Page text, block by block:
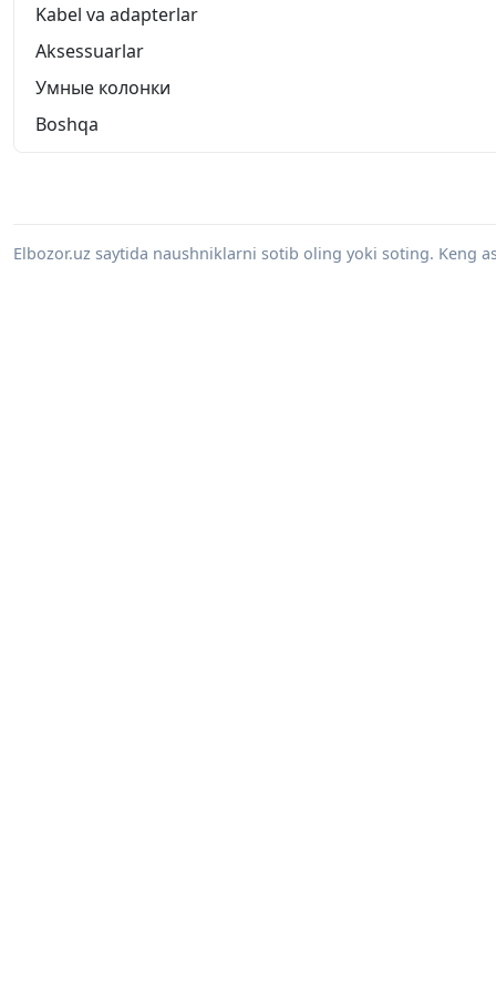
Kabel va adapterlar
Aksessuarlar
Умные колонки
Boshqa
Elbozor.uz saytida naushniklarni sotib oling yoki soting. Keng